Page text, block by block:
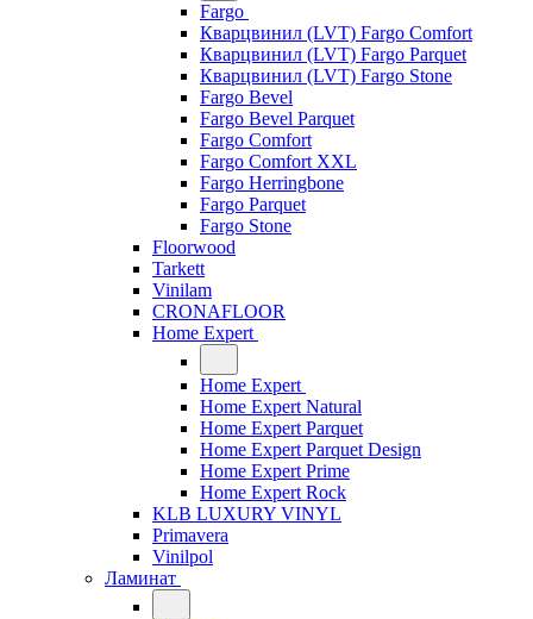
Fargo
Кварцвинил (LVT) Fargo Comfort
Кварцвинил (LVT) Fargo Parquet
Кварцвинил (LVT) Fargo Stone
Fargo Bevel
Fargo Bevel Parquet
Fargo Comfort
Fargo Comfort XXL
Fargo Herringbone
Fargo Parquet
Fargo Stone
Floorwood
Tarkett
Vinilam
CRONAFLOOR
Home Expert
Home Expert
Home Expert Natural
Home Expert Parquet
Home Expert Parquet Design
Home Expert Prime
Home Expert Rock
KLB LUXURY VINYL
Primavera
Vinilpol
Ламинат